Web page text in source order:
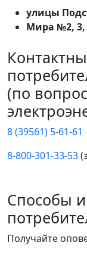
улицы
Мира №2, 3,
(по
8 (39561) 5-61-61
8-800-301-33-53
Способы
Получайте